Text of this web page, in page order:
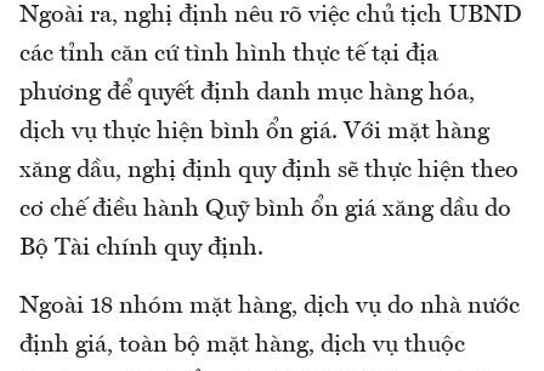
Ngoài ra, nghị định nêu rõ việc chủ tịch UBND
các tỉnh căn cứ tình hình thực tế tại địa
phương để quyết định danh mục hàng hóa,
dịch vụ thực hiện bình ổn giá. Với mặt hàng
xăng dầu, nghị định quy định sẽ thực hiện theo
cơ chế điều hành Quỹ bình ổn giá xăng dầu do
Bộ Tài chính quy định.
Ngoài 18 nhóm mặt hàng, dịch vụ do nhà nước
định giá, toàn bộ mặt hàng, dịch vụ thuộc